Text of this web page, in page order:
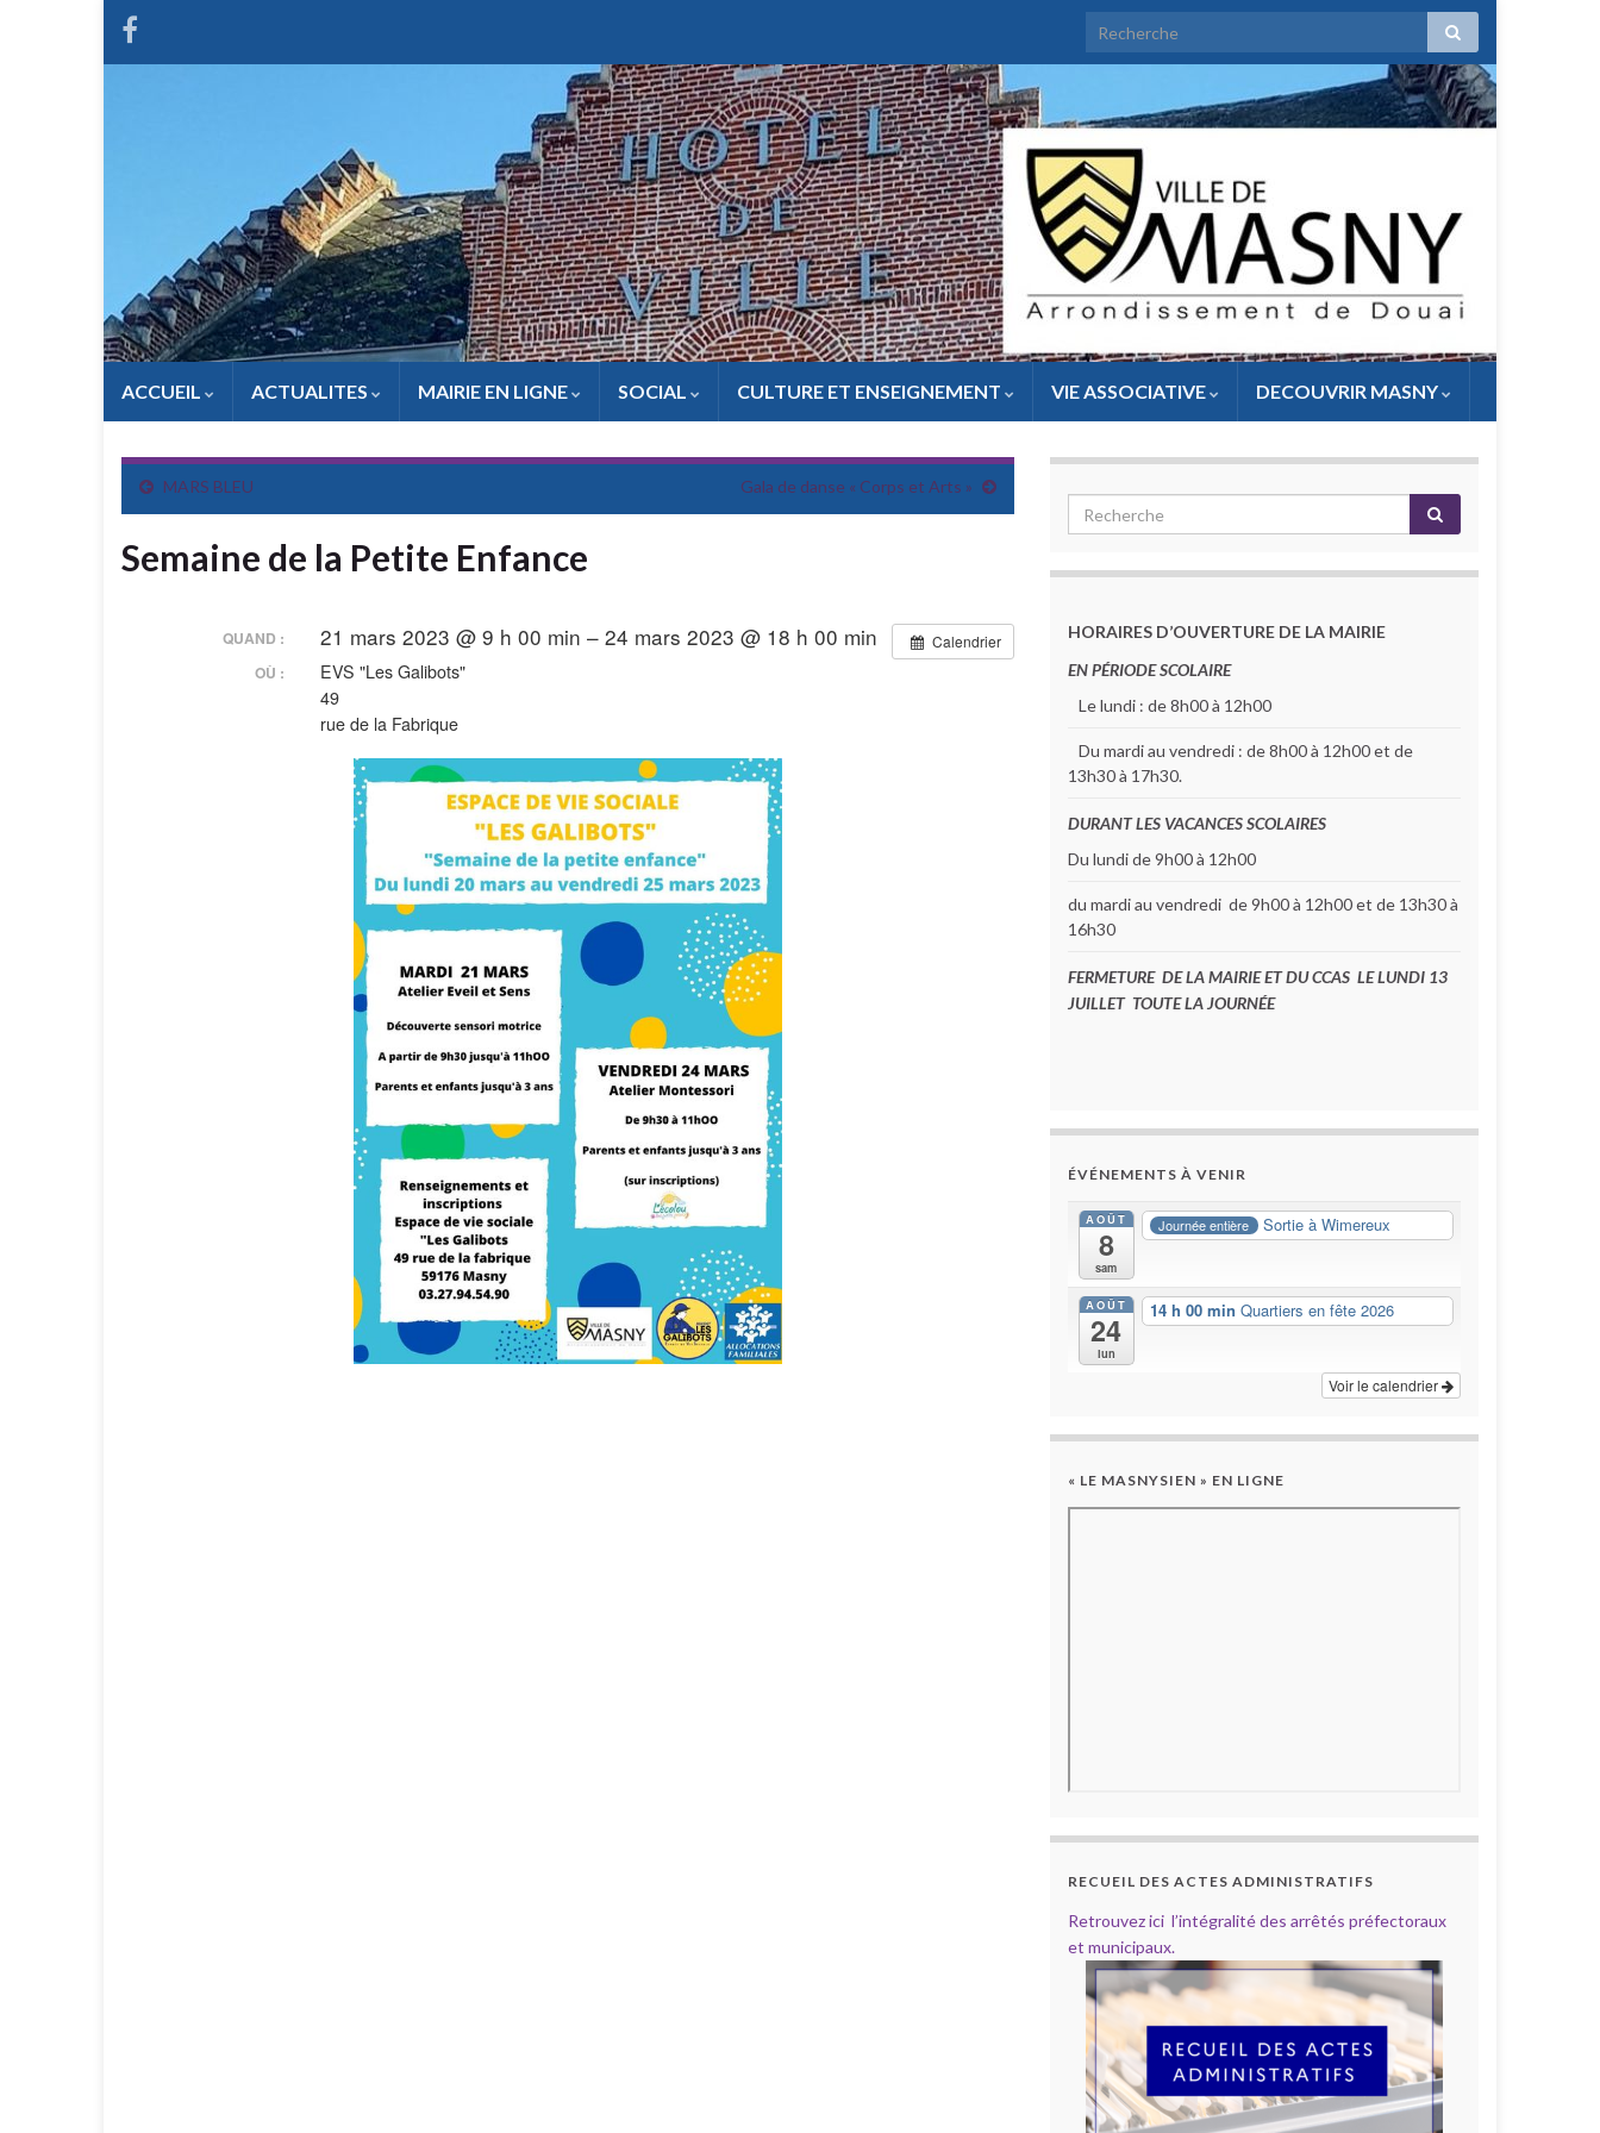
ACCUEIL ACTUALITES MAIRIE EN LIGNE SOCIAL CULTURE ET ENSEIGNEMENT VIE ASSOCIATIVE DECOUVRIR MASNY
MARS BLEU Gala de danse « Corps et Arts »
Semaine de la Petite Enfance
Calendrier
QUAND : 21 mars 2023 @ 9 h 00 min – 24 mars 2023 @ 18 h 00 min
OÙ :
EVS "Les Galibots"
49
rue de la Fabrique
HORAIRES D’OUVERTURE DE LA MAIRIE
EN PÉRIODE SCOLAIRE
Le lundi : de 8h00 à 12h00
Du mardi au vendredi : de 8h00 à 12h00 et de
13h30 à 17h30.
DURANT LES VACANCES SCOLAIRES
Du lundi de 9h00 à 12h00
du mardi au vendredi de 9h00 à 12h00 et de 13h30 à
16h30
FERMETURE DE LA MAIRIE ET DU CCAS LE LUNDI 13
JUILLET TOUTE LA JOURNÉE
ÉVÉNEMENTS À VENIR
AOÛT
8
sam
Journée entière Sortie à Wimereux
AOÛT
24
lun
14 h 00 min Quartiers en fête 2026
Voir le calendrier
« LE MASNYSIEN » EN LIGNE
RECUEIL DES ACTES ADMINISTRATIFS
Retrouvez ici l’intégralité des arrêtés préfectoraux
et municipaux.